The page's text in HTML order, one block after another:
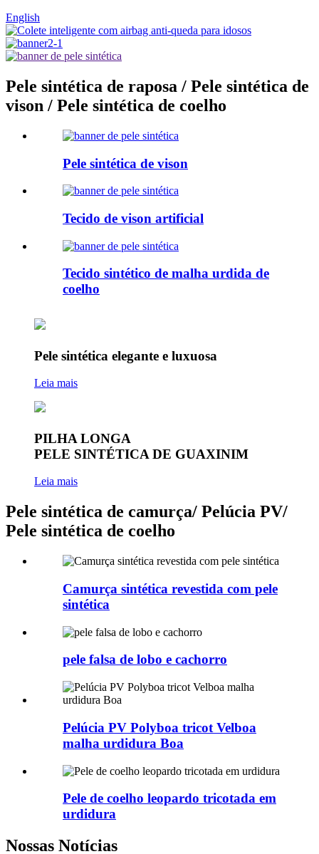
English
Pele sintética de raposa / Pele sintética de
vison / Pele sintética de coelho
Pele sintética de vison
Tecido de vison artificial
Tecido sintético de malha urdida de
coelho
Pele sintética elegante e luxuosa
Leia mais
PILHA LONGA
PELE SINTÉTICA DE GUAXINIM
Leia mais
Pele sintética de camurça/ Pelúcia PV/
Pele sintética de coelho
Camurça sintética revestida com pele
sintética
pele falsa de lobo e cachorro
Pelúcia PV Polyboa tricot Velboa
malha urdidura Boa
Pele de coelho leopardo tricotada em
urdidura
Nossas Notícias